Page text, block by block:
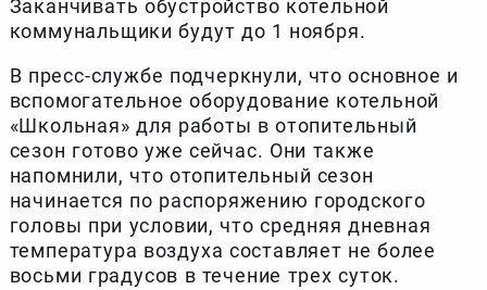
Заканчивать обустройство котельной
коммунальщики будут до 1 ноября.
В пресс-службе подчеркнули, что основное и
вспомогательное оборудование котельной
«Школьная» для работы в отопительный
сезон готово уже сейчас. Они также
напомнили, что отопительный сезон
начинается по распоряжению городского
головы при условии, что средняя дневная
температура воздуха составляет не более
восьми градусов в течение трех суток.